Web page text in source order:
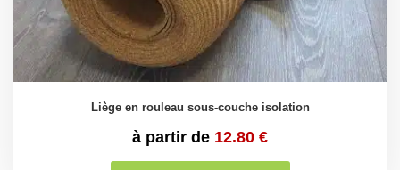
Liège en rouleau sous-couche isolation
à partir de 12.80 €